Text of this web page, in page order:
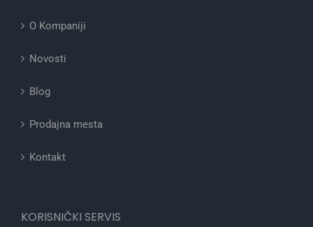
O Kompaniji
Novosti
Blog
Prodajna mesta
Kontakt
KORISNIČKI SERVIS